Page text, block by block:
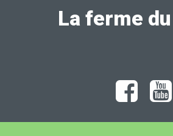
La ferme